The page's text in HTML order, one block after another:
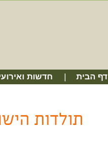
דף הבית חדשות
תולדות